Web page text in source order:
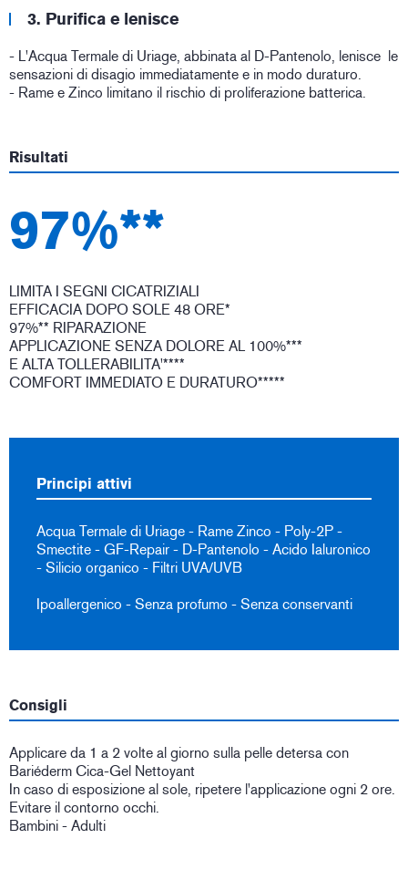
3. Purifica e lenisce
- L'Acqua Termale di Uriage, abbinata al D-Pantenolo, lenisce le
sensazioni di disagio immediatamente e in modo duraturo.
- Rame e Zinco limitano il rischio di proliferazione batterica.
Risultati
97%**
LIMITA I SEGNI CICATRIZIALI
EFFICACIA DOPO SOLE 48 ORE*
97%** RIPARAZIONE
APPLICAZIONE SENZA DOLORE AL 100%***
E ALTA TOLLERABILITA'****
COMFORT IMMEDIATO E DURATURO*****
Principi attivi
Acqua Termale di Uriage - Rame Zinco - Poly-2P -
Smectite - GF-Repair - D-Pantenolo - Acido Ialuronico
- Silicio organico - Filtri UVA/UVB
Ipoallergenico - Senza profumo - Senza conservanti
Consigli
Applicare da 1 a 2 volte al giorno sulla pelle detersa con
Bariéderm Cica-Gel Nettoyant
In caso di esposizione al sole, ripetere l'applicazione ogni 2 ore.
Evitare il contorno occhi.
Bambini - Adulti